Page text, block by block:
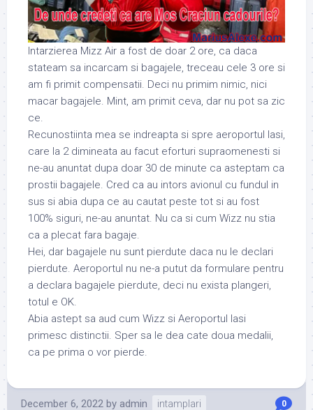
Intarzierea Mizz Air a fost de doar 2 ore, ca daca
stateam sa incarcam si bagajele, treceau cele 3 ore si
am fi primit compensatii. Deci nu primim nimic, nici
macar bagajele. Mint, am primit ceva, dar nu pot sa zic
ce.
Recunostiinta mea se indreapta si spre aeroportul Iasi,
care la 2 dimineata au facut eforturi supraomenesti si
ne-au anuntat dupa doar 30 de minute ca asteptam ca
prostii bagajele. Cred ca au intors avionul cu fundul in
sus si abia dupa ce au cautat peste tot si au fost
100% siguri, ne-au anuntat. Nu ca si cum Wizz nu stia
ca a plecat fara bagaje.
Hei, dar bagajele nu sunt pierdute daca nu le declari
pierdute. Aeroportul nu ne-a putut da formulare pentru
a declara bagajele pierdute, deci nu exista plangeri,
totul e OK.
Abia astept sa aud cum Wizz si Aeroportul Iasi
primesc distinctii. Sper sa le dea cate doua medalii,
ca pe prima o vor pierde.
December 6, 2022 by admin intamplari 0